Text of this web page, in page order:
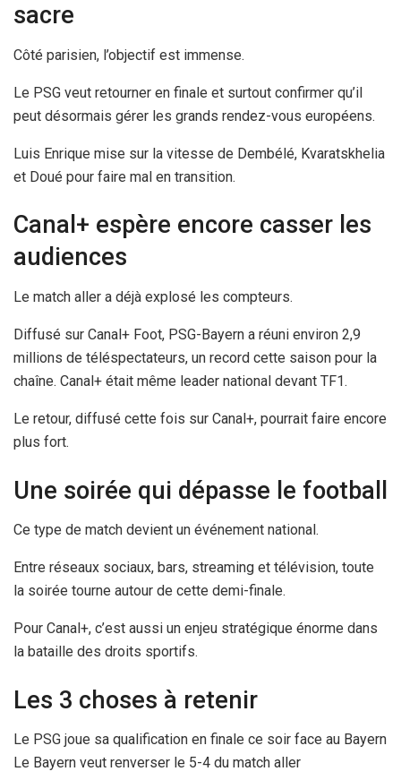
sacre
Côté parisien, l’objectif est immense.
Le PSG veut retourner en finale et surtout confirmer qu’il
peut désormais gérer les grands rendez-vous européens.
Luis Enrique mise sur la vitesse de Dembélé, Kvaratskhelia
et Doué pour faire mal en transition.
Canal+ espère encore casser les
audiences
Le match aller a déjà explosé les compteurs.
Diffusé sur Canal+ Foot, PSG-Bayern a réuni environ 2,9
millions de téléspectateurs, un record cette saison pour la
chaîne. Canal+ était même leader national devant TF1.
Le retour, diffusé cette fois sur Canal+, pourrait faire encore
plus fort.
Une soirée qui dépasse le football
Ce type de match devient un événement national.
Entre réseaux sociaux, bars, streaming et télévision, toute
la soirée tourne autour de cette demi-finale.
Pour Canal+, c’est aussi un enjeu stratégique énorme dans
la bataille des droits sportifs.
Les 3 choses à retenir
Le PSG joue sa qualification en finale ce soir face au Bayern
Le Bayern veut renverser le 5-4 du match aller